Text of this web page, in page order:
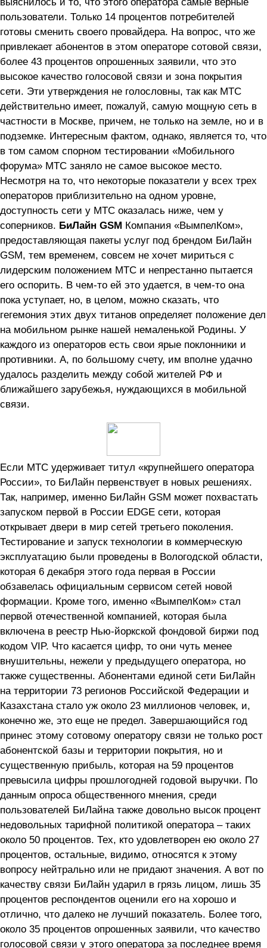
пользователи. Только 14 процентов потребителей
готовы сменить своего провайдера. На вопрос, что же
привлекает абонентов в этом операторе сотовой связи,
более 43 процентов опрошенных заявили, что это
высокое качество голосовой связи и зона покрытия
сети. Эти утверждения не голословны, так как МТС
действительно имеет, пожалуй, самую мощную сеть в
частности в Москве, причем, не только на земле, но и в
подземке. Интересным фактом, однако, является то, что
в том самом спорном тестировании «Мобильного
форума» МТС заняло не самое высокое место.
Несмотря на то, что некоторые показатели у всех трех
операторов приблизительно на одном уровне,
доступность сети у МТС оказалась ниже, чем у
соперников. БиЛайн GSM Компания «ВымпелКом»,
предоставляющая пакеты услуг под брендом БиЛайн
GSM, тем временем, совсем не хочет мириться с
лидерским положением МТС и непрестанно пытается
его оспорить. В чем-то ей это удается, в чем-то она
пока уступает, но, в целом, можно сказать, что
гегемония этих двух титанов определяет положение дел
на мобильном рынке нашей немаленькой Родины. У
каждого из операторов есть свои ярые поклонники и
противники. А, по большому счету, им вполне удачно
удалось разделить между собой жителей РФ и
ближайшего зарубежья, нуждающихся в мобильной
связи.
Если МТС удерживает титул «крупнейшего оператора
России», то БиЛайн первенствует в новых решениях.
Так, например, именно БиЛайн GSM может похвастать
запуском первой в России EDGE сети, которая
открывает двери в мир сетей третьего поколения.
Тестирование и запуск технологии в коммерческую
эксплуатацию были проведены в Вологодской области,
которая 6 декабря этого года первая в России
обзавелась официальным сервисом сетей новой
формации. Кроме того, именно «ВымпелКом» стал
первой отечественной компанией, которая была
включена в реестр Нью-йоркской фондовой биржи под
кодом VIP. Что касается цифр, то они чуть менее
внушительны, нежели у предыдущего оператора, но
также существенны. Абонентами единой сети БиЛайн
на территории 73 регионов Российской Федерации и
Казахстана стало уж около 23 миллионов человек, и,
конечно же, это еще не предел. Завершающийся год
принес этому сотовому оператору связи не только рост
абонентской базы и территории покрытия, но и
существенную прибыль, которая на 59 процентов
превысила цифры прошлогодней годовой выручки. По
данным опроса общественного мнения, среди
пользователей БиЛайна также довольно высок процент
недовольных тарифной политикой оператора – таких
около 50 процентов. Тех, кто удовлетворен ею около 27
процентов, остальные, видимо, относятся к этому
вопросу нейтрально или не придают значения. А вот по
качеству связи БиЛайн ударил в грязь лицом, лишь 35
процентов респондентов оценили его на хорошо и
отлично, что далеко не лучший показатель. Более того,
около 35 процентов опрошенных заявили, что качество
голосовой связи у этого оператора за последнее время